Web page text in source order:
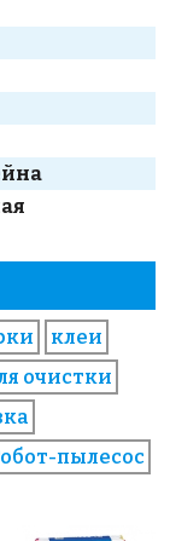
клеи
очистки
пылесос